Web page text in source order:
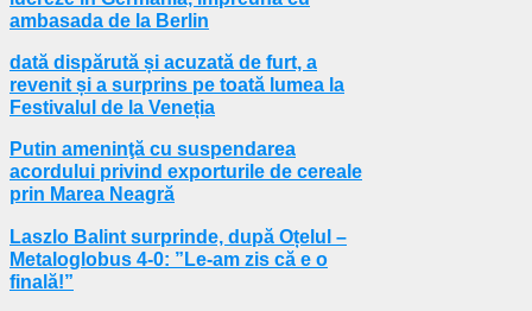
ambasada de la Berlin
dată dispărută și acuzată de furt, a
revenit și a surprins pe toată lumea la
Festivalul de la Veneția
Putin ameninţă cu suspendarea
acordului privind exporturile de cereale
prin Marea Neagră
Laszlo Balint surprinde, după Oțelul –
Metaloglobus 4-0: ”Le-am zis că e o
finală!”